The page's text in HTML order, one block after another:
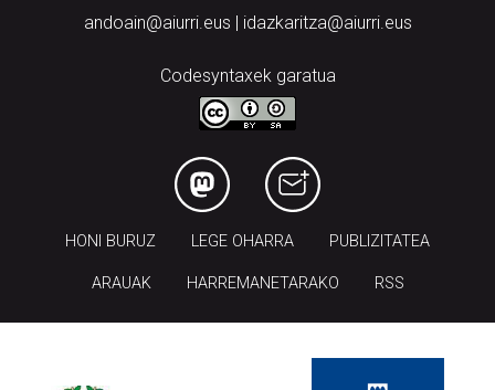
andoain@aiurri.eus | idazkaritza@aiurri.eus
Codesyntaxek garatua
HONI BURUZ LEGE OHARRA PUBLIZITATEA
ARAUAK HARREMANETARAKO RSS